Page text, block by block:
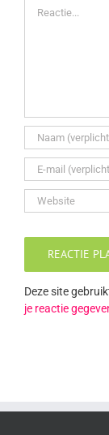
Deze site
je reactie